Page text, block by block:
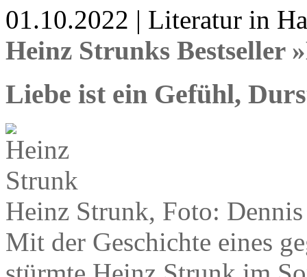
01.10.2022 | Literatur in
Heinz Strunks Bestseller
Liebe ist ein Gefühl,
Heinz Strunk, Foto:
Mit der Geschichte eines